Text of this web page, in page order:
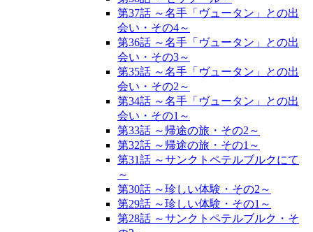
第37話 ～名手「ヴュータン」との出
会い・その4～
第36話 ～名手「ヴュータン」との出
会い・その3～
第35話 ～名手「ヴュータン」との出
会い・その2～
第34話 ～名手「ヴュータン」との出
会い・その1～
第33話 ～帰途の旅・その2～
第32話 ～帰途の旅・その1～
第31話 ～サンクトペテルブルクにて
～
第30話 ～珍しい体験・その2～
第29話 ～珍しい体験・その1～
第28話 ～サンクトペテルブルク・そ